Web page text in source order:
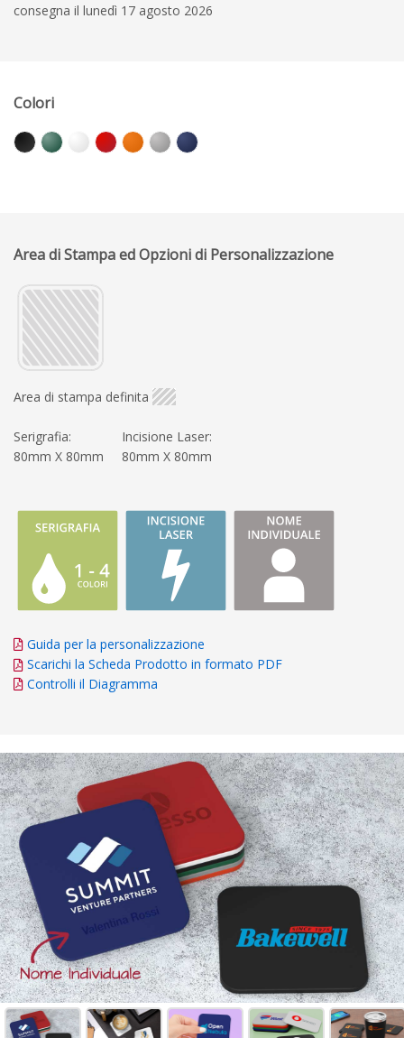
consegna il lunedì 17 agosto 2026
Colori
Area di Stampa ed Opzioni di Personalizzazione
Area di stampa definita
Serigrafia:
80mm X 80mm
Incisione Laser:
80mm X 80mm
Guida per la personalizzazione
Scarichi la Scheda Prodotto in formato PDF
Controlli il Diagramma